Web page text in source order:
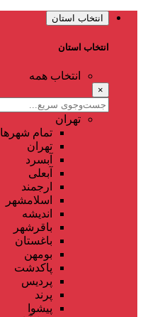
انتخاب استان
انتخاب استان
انتخاب همه
×
تهران
تمام شهر‌ها
تهران
آبسرد
آبعلی
ارجمند
اسلامشهر
اندیشه
باقرشهر
باغستان
بومهن
پاکدشت
پردیس
پرند
پیشوا